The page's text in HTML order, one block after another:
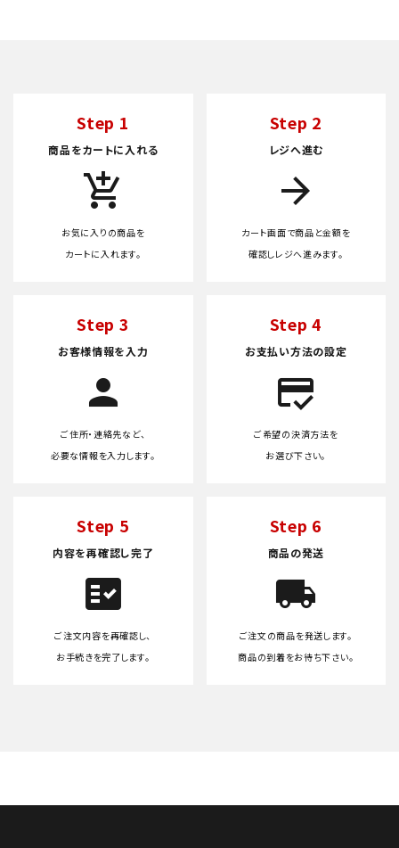
Step 1
商品をカートに入れる
add_shopping_cart
お気に入りの商品を
カートに入れます。
Step 2
レジへ進む
arrow_forward
カート画面で商品と金額を
確認しレジへ進みます。
Step 3
お客様情報を入力
person
ご住所・連絡先など、
必要な情報を入力します。
Step 4
お支払い方法の設定
credit_score
ご希望の決済方法を
お選び下さい。
Step 5
内容を再確認し完了
fact_check
ご注文内容を再確認し、
お手続きを完了します。
Step 6
商品の発送
local_shipping
ご注文の商品を発送します。
商品の到着をお待ち下さい。